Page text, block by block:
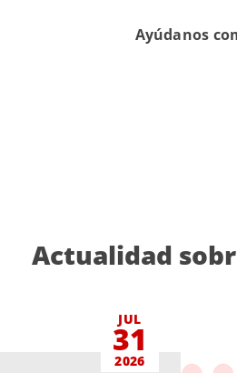
Ayúdanos
Actualidad
JUL
31
2026